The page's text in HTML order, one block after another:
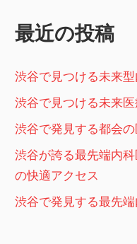
シ
ョ
ン
最近の投稿
渋谷で見つける未来
渋谷で見つける未来
渋谷で発見する都会
渋谷が誇る最先端内
の快適アクセス
渋谷で発見する最先